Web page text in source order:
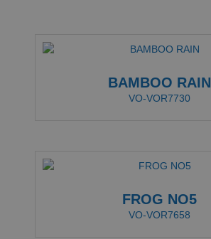
BAMBOO RAIN
VO-VOR7730
FROG NO5
VO-VOR7658